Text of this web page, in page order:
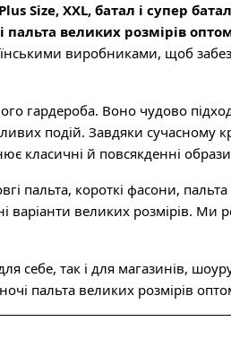
Size, XXL, батал і супер батал
пальта великих розмірів
виробниками, щоб
гардероба. Воно чудово
подій. Завдяки сучасному
класичні й повсякденні
пальта, короткі фасони,
варіанти великих розмірів.
себе, так і для магазинів,
пальта великих розмірів